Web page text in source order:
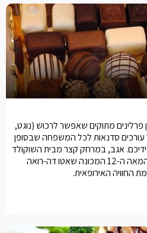
מתוקים שאפשר לרכוש (נוגט,
עורכים סדנאות לכל המשפחה שבסופן
אגב, במרחק קצר מבית השוקולד
ניצבת מצודה צלבנית עתיקה מהמאה ה-12 המכונה שאטו דה-רואה
החוויה האירופאית.